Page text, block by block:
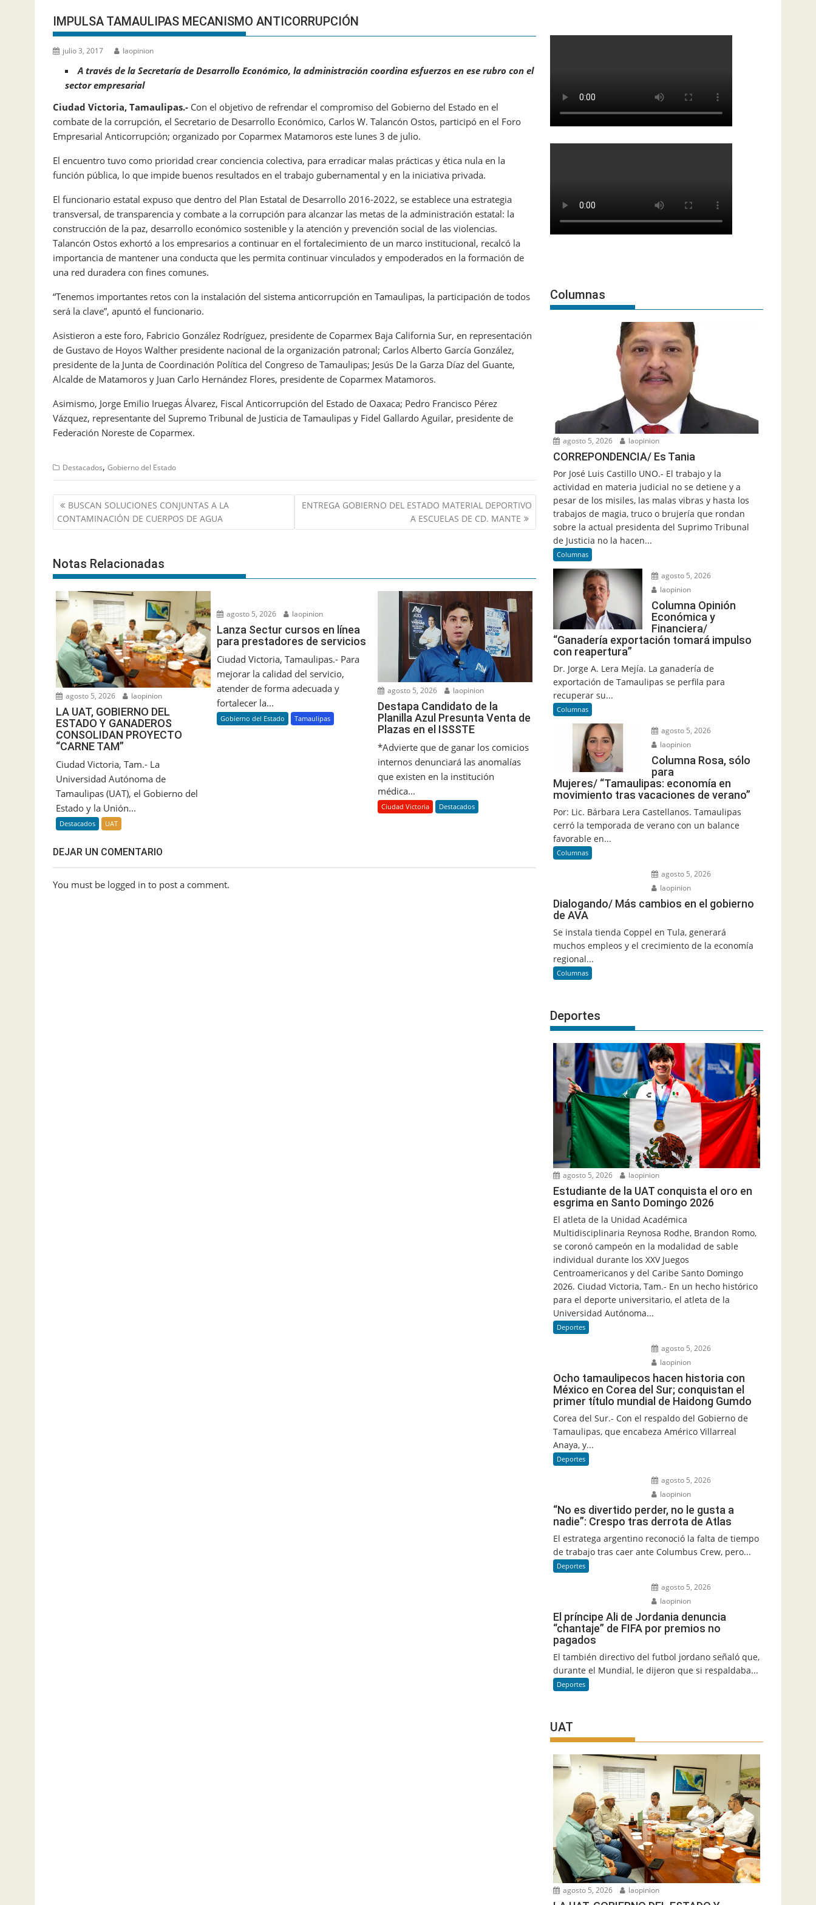
IMPULSA TAMAULIPAS MECANISMO ANTICORRUPCIÓN
julio 3, 2017 laopinion
A través de la Secretaría de Desarrollo Económico, la administración coordina esfuerzos en ese rubro con el
sector empresarial
Ciudad Victoria, Tamaulipas.- Con el objetivo de refrendar el compromiso del Gobierno del Estado en el
combate de la corrupción, el Secretario de Desarrollo Económico, Carlos W. Talancón Ostos, participó en el Foro
Empresarial Anticorrupción; organizado por Coparmex Matamoros este lunes 3 de julio.
El encuentro tuvo como prioridad crear conciencia colectiva, para erradicar malas prácticas y ética nula en la
función pública, lo que impide buenos resultados en el trabajo gubernamental y en la iniciativa privada.
El funcionario estatal expuso que dentro del Plan Estatal de Desarrollo 2016-2022, se establece una estrategia
transversal, de transparencia y combate a la corrupción para alcanzar las metas de la administración estatal: la
construcción de la paz, desarrollo económico sostenible y la atención y prevención social de las violencias.
Talancón Ostos exhortó a los empresarios a continuar en el fortalecimiento de un marco institucional, recalcó la
importancia de mantener una conducta que les permita continuar vinculados y empoderados en la formación de
una red duradera con fines comunes.
“Tenemos importantes retos con la instalación del sistema anticorrupción en Tamaulipas, la participación de todos
será la clave”, apuntó el funcionario.
Asistieron a este foro, Fabricio González Rodríguez, presidente de Coparmex Baja California Sur, en representación
de Gustavo de Hoyos Walther presidente nacional de la organización patronal; Carlos Alberto García González,
presidente de la Junta de Coordinación Política del Congreso de Tamaulipas; Jesús De la Garza Díaz del Guante,
Alcalde de Matamoros y Juan Carlo Hernández Flores, presidente de Coparmex Matamoros.
Asimismo, Jorge Emilio Iruegas Álvarez, Fiscal Anticorrupción del Estado de Oaxaca; Pedro Francisco Pérez
Vázquez, representante del Supremo Tribunal de Justicia de Tamaulipas y Fidel Gallardo Aguilar, presidente de
Federación Noreste de Coparmex.
Destacados, Gobierno del Estado
Navegación
de
entradas
BUSCAN SOLUCIONES CONJUNTAS A LA
CONTAMINACIÓN DE CUERPOS DE AGUA
ENTREGA GOBIERNO DEL ESTADO MATERIAL DEPORTIVO
A ESCUELAS DE CD. MANTE
Notas Relacionadas
agosto 5, 2026 laopinion
LA UAT, GOBIERNO DEL
ESTADO Y GANADEROS
CONSOLIDAN PROYECTO
“CARNE TAM”
Ciudad Victoria, Tam.- La
Universidad Autónoma de
Tamaulipas (UAT), el Gobierno del
Estado y la Unión...
Destacados UAT
agosto 5, 2026 laopinion
Lanza Sectur cursos en línea
para prestadores de servicios
Ciudad Victoria, Tamaulipas.- Para
mejorar la calidad del servicio,
atender de forma adecuada y
fortalecer la...
Gobierno del Estado Tamaulipas
agosto 5, 2026 laopinion
Destapa Candidato de la
Planilla Azul Presunta Venta de
Plazas en el ISSSTE
*Advierte que de ganar los comicios
internos denunciará las anomalías
que existen en la institución
médica...
Ciudad Victoria Destacados
DEJAR UN COMENTARIO
You must be logged in to post a comment.
Columnas
agosto 5, 2026 laopinion
CORREPONDENCIA/ Es Tania
Por José Luis Castillo UNO.- El trabajo y la
actividad en materia judicial no se detiene y a
pesar de los misiles, las malas vibras y hasta los
trabajos de magia, truco o brujería que rondan
sobre la actual presidenta del Suprimo Tribunal
de Justicia no la hacen...
Columnas
agosto 5, 2026
laopinion
Columna Opinión
Económica y
Financiera/
“Ganadería exportación tomará impulso
con reapertura”
Dr. Jorge A. Lera Mejía. La ganadería de
exportación de Tamaulipas se perfila para
recuperar su...
Columnas
agosto 5, 2026
laopinion
Columna Rosa, sólo
para
Mujeres/ “Tamaulipas: economía en
movimiento tras vacaciones de verano”
Por: Lic. Bárbara Lera Castellanos. Tamaulipas
cerró la temporada de verano con un balance
favorable en...
Columnas
agosto 5, 2026
laopinion
Dialogando/ Más cambios en el gobierno
de AVA
Se instala tienda Coppel en Tula, generará
muchos empleos y el crecimiento de la economía
regional...
Columnas
Deportes
agosto 5, 2026 laopinion
Estudiante de la UAT conquista el oro en
esgrima en Santo Domingo 2026
El atleta de la Unidad Académica
Multidisciplinaria Reynosa Rodhe, Brandon Romo,
se coronó campeón en la modalidad de sable
individual durante los XXV Juegos
Centroamericanos y del Caribe Santo Domingo
2026. Ciudad Victoria, Tam.- En un hecho histórico
para el deporte universitario, el atleta de la
Universidad Autónoma...
Deportes
agosto 5, 2026
laopinion
Ocho tamaulipecos hacen historia con
México en Corea del Sur; conquistan el
primer título mundial de Haidong Gumdo
Corea del Sur.- Con el respaldo del Gobierno de
Tamaulipas, que encabeza Américo Villarreal
Anaya, y...
Deportes
agosto 5, 2026
laopinion
“No es divertido perder, no le gusta a
nadie”: Crespo tras derrota de Atlas
El estratega argentino reconoció la falta de tiempo
de trabajo tras caer ante Columbus Crew, pero...
Deportes
agosto 5, 2026
laopinion
El príncipe Ali de Jordania denuncia
“chantaje” de FIFA por premios no
pagados
El también directivo del futbol jordano señaló que,
durante el Mundial, le dijeron que si respaldaba...
Deportes
UAT
agosto 5, 2026 laopinion